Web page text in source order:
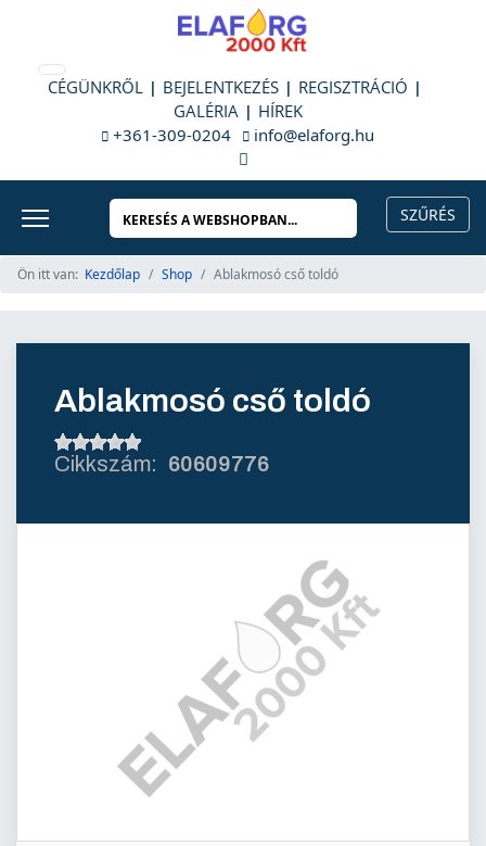
CÉGÜNKRŐL BEJELENTKEZÉS
REGISZTRÁCIÓ
GALÉRIA
HÍREK
+361-309-0204
info@elaforg.hu
Ön itt van: Kezdőlap Shop Ablakmosó cső toldó
Ablakmosó cső toldó
60609776